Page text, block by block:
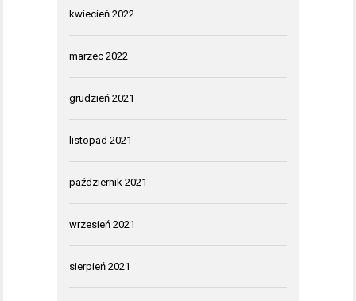
kwiecień 2022
marzec 2022
grudzień 2021
listopad 2021
październik 2021
wrzesień 2021
sierpień 2021